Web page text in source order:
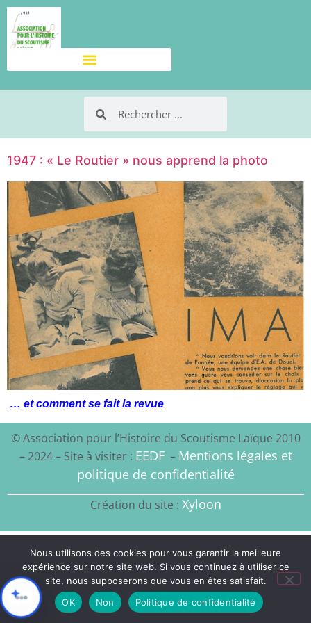
1947 : « Le Routier » nous apprend la photo
… et comment se fait la revue
© Association pour l’Histoire du Scoutisme Laïque 2010
– 2024 – Site à visiter : EEDF– Mentions légales et
politique de confidentialité
Création du site : Xyloon
Nous utilisons des cookies pour vous garantir la meilleure
expérience sur notre site web. Si vous continuez à utiliser ce
site, nous supposerons que vous en êtes satisfait.
OK
Non Politique de confidentialité